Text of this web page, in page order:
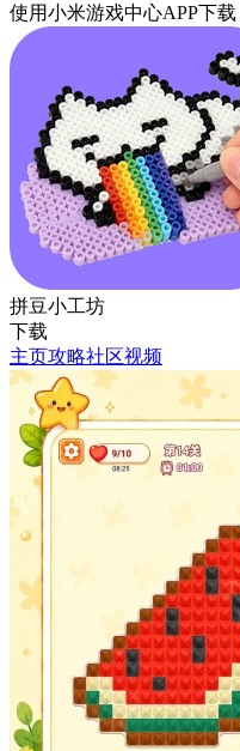
使用小米游戏中心APP下载
拼豆小工坊
下载
主页攻略社区视频